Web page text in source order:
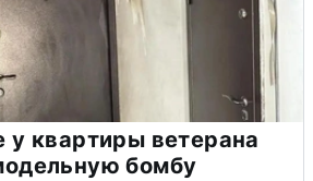
у квартиры ветерана
бомбу